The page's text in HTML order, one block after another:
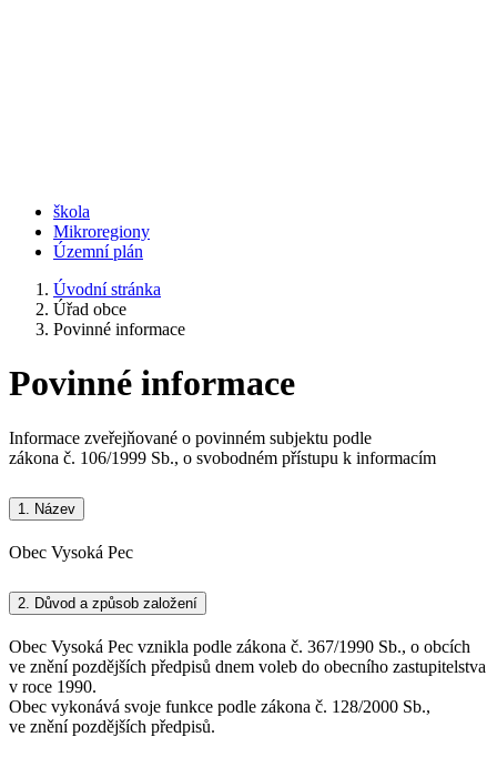
škola
Mikroregiony
Územní plán
Úvodní stránka
Úřad obce
Povinné informace
Povinné informace
Informace zveřejňované o povinném subjektu podle
zákona č. 106/1999 Sb., o svobodném přístupu k informacím
1. Název
Obec Vysoká Pec
2. Důvod a způsob založení
Obec Vysoká Pec vznikla podle zákona č. 367/1990 Sb., o obcích
ve znění pozdějších předpisů dnem voleb do obecního zastupitelstva
v roce 1990.
Obec vykonává svoje funkce podle zákona č. 128/2000 Sb.,
ve znění pozdějších předpisů.